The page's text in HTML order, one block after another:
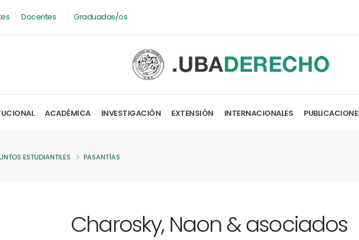
Docentes Graduadas/os
ACADÉMICA INVESTIGACIÓN EXTENSIÓN INTERNACIONALES
ESTUDIANTILES PASANTÍAS
Charosky, Naon & asociados